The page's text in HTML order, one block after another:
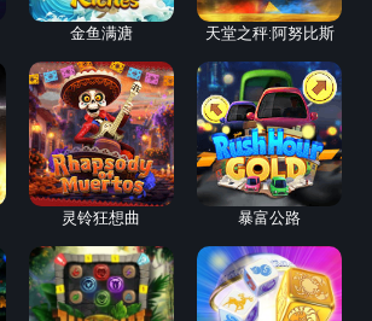
金鱼满溏 天堂之秤:阿努比斯
灵铃狂想曲 暴富公路